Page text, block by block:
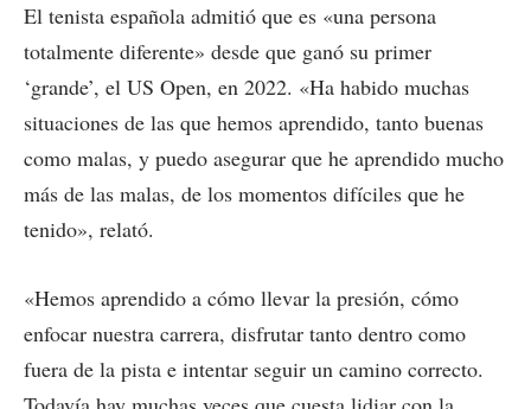
El tenista española admitió que es «una persona
totalmente diferente» desde que ganó su primer
‘grande’, el US Open, en 2022. «Ha habido muchas
situaciones de las que hemos aprendido, tanto buenas
como malas, y puedo asegurar que he aprendido mucho
más de las malas, de los momentos difíciles que he
tenido», relató.
«Hemos aprendido a cómo llevar la presión, cómo
enfocar nuestra carrera, disfrutar tanto dentro como
fuera de la pista e intentar seguir un camino correcto.